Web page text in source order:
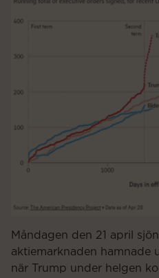
Måndagen den 21 april
aktiemarknaden hamnade
när Trump under helgen